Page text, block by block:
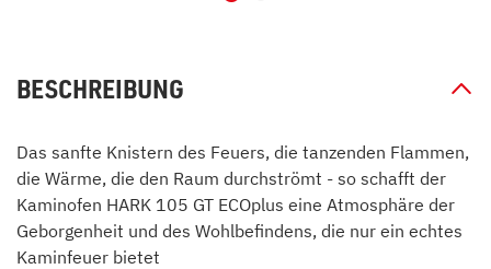
BESCHREIBUNG
Das sanfte Knistern des Feuers, die tanzenden Flammen,
die Wärme, die den Raum durchströmt - so schafft der
Kaminofen HARK 105 GT ECOplus eine Atmosphäre der
Geborgenheit und des Wohlbefindens, die nur ein echtes
Kaminfeuer bietet